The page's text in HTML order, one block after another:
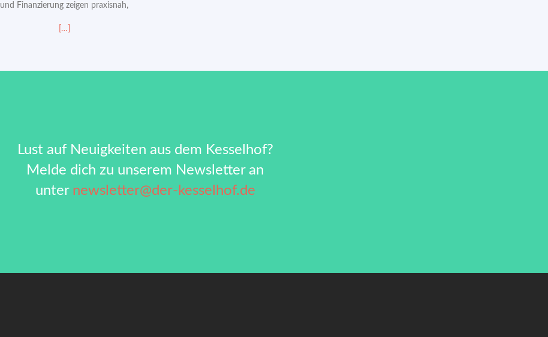
und Finanzierung zeigen praxisnah,
Read
Fachtag
[…]
Lust auf Neuigkeiten aus dem Kesselhof?
Melde dich zu unserem Newsletter an
unter newsletter@der-kesselhof.de